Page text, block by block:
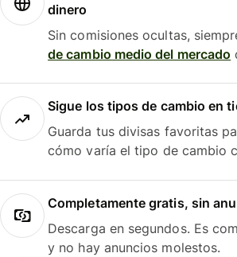
dinero
Sin comisiones ocultas,
de cambio medio del mercado
Sigue los tipos de cambio en
Guarda tus divisas favoritas
cómo varía el tipo de cambio
Completamente gratis, sin
Descarga en segundos. Es
y no hay anuncios molestos.